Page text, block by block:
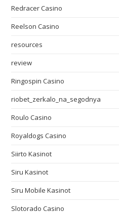
Redracer Casino
Reelson Casino
resources
review
Ringospin Casino
riobet_zerkalo_na_segodnya
Roulo Casino
Royaldogs Casino
Siirto Kasinot
Siru Kasinot
Siru Mobile Kasinot
Slotorado Casino